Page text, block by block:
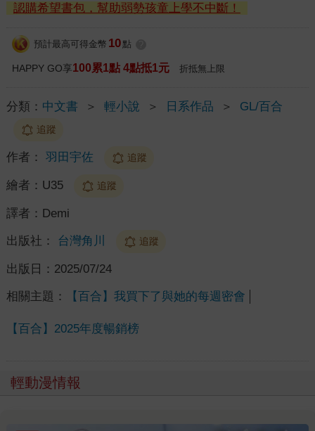
認購希望書包，幫助弱勢孩童上學不中斷！
預計最高可得金幣 10 點
HAPPY GO享100累1點 4點抵1元 折抵無上限
分類： 中文書 ＞ 輕小說 ＞ 日系作品 ＞ GL/百合
追蹤
作者： 羽田宇佐 追蹤
繪者： U35 追蹤
譯者： Demi
出版社： 台灣角川 追蹤
出版日： 2025/07/24
相關主題： 【百合】我買下了與她的每週密會
【百合】2025年度暢銷榜
輕動漫情報